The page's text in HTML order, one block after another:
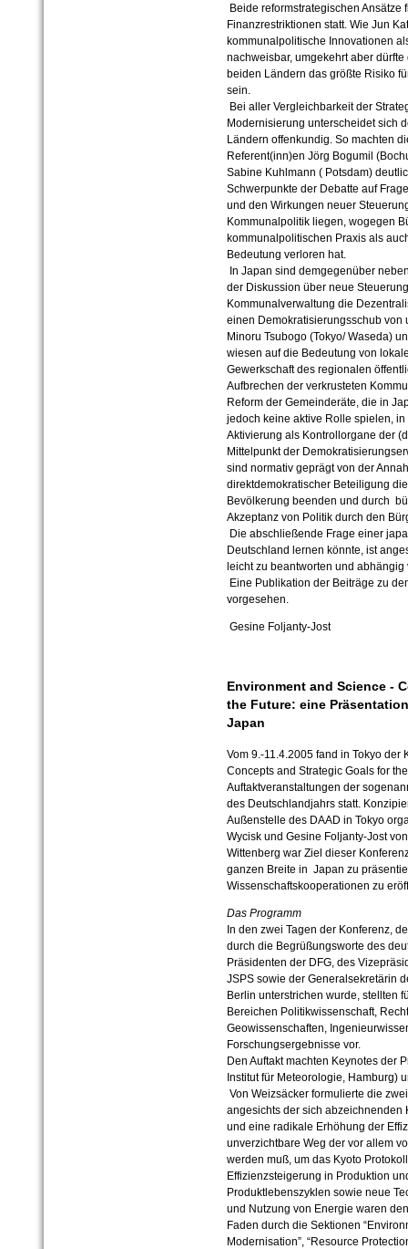
Beide reformstrategischen
Finanzrestriktionen statt. Wie Jun
kommunalpolitische Innovationen
nachweisbar, umgekehrt aber
beiden Ländern das größte Risiko
sein.
Bei aller Vergleichbarkeit der
Modernisierung unterscheidet sich
Ländern offenkundig. So machten
Referent(inn)en Jörg Bogumil
Sabine Kuhlmann ( Potsdam)
Schwerpunkte der Debatte auf
und den Wirkungen neuer
Kommunalpolitik liegen, wogegen
kommunalpolitischen Praxis als
Bedeutung verloren hat.
In Japan sind demgegenüber
der Diskussion über neue
Kommunalverwaltung die
einen Demokratisierungsschub von
Minoru Tsubogo (Tokyo/ Waseda)
wiesen auf die Bedeutung von
Gewerkschaft des regionalen
Aufbrechen der verkrusteten
Reform der Gemeinderäte, die in
jedoch keine aktive Rolle spielen,
Aktivierung als Kontrollorgane der
Mittelpunkt der
sind normativ geprägt von der
direktdemokratischer Beteiligung
Bevölkerung beenden und durch
Akzeptanz von Politik durch den
Die abschließende Frage einer
Deutschland lernen könnte, ist
leicht zu beantworten und
Eine Publikation der Beiträge zu
vorgesehen.
Gesine Foljanty-Jost
Environment and Science -
the Future: eine
Japan
Vom 9.-11.4.2005 fand in Tokyo der
Concepts and Strategic Goals for
Auftaktveranstaltungen der
des Deutschlandjahrs statt.
Außenstelle des DAAD in Tokyo
Wycisk und Gesine Foljanty-Jost
Wittenberg war Ziel dieser
ganzen Breite in Japan zu
Wissenschaftskooperationen zu
Das Programm
In den zwei Tagen der Konferenz,
durch die Begrüßungsworte des
Präsidenten der DFG, des
JSPS sowie der Generalsekretärin
Berlin unterstrichen wurde, stellten
Bereichen Politikwissenschaft,
Geowissenschaften,
Forschungsergebnisse vor.
Den Auftakt machten Keynotes der
Institut für Meteorologie, Hamburg)
Von Weizsäcker formulierte die
angesichts der sich
und eine radikale Erhöhung der
unverzichtbare Weg der vor allem
werden muß, um das Kyoto
Effizienzsteigerung in Produktion
Produktlebenszyklen sowie neue
und Nutzung von Energie waren
Faden durch die Sektionen
Modernisation”, “Resource